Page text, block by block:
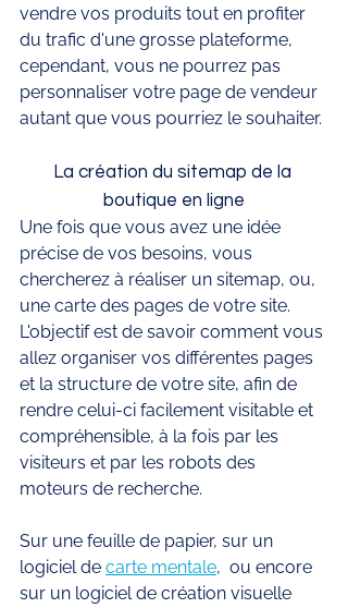
vendre vos produits tout en profiter
du trafic d'une grosse plateforme,
cependant, vous ne pourrez pas
personnaliser votre page de vendeur
autant que vous pourriez le souhaiter.
La création du sitemap de la
boutique en ligne
Une fois que vous avez une idée
précise de vos besoins, vous
chercherez à réaliser un sitemap, ou,
une carte des pages de votre site.
L'objectif est de savoir comment vous
allez organiser vos différentes pages
et la structure de votre site, afin de
rendre celui-ci facilement visitable et
compréhensible, à la fois par les
visiteurs et par les robots des
moteurs de recherche.
Sur une feuille de papier, sur un
logiciel de carte mentale,  ou encore
sur un logiciel de création visuelle